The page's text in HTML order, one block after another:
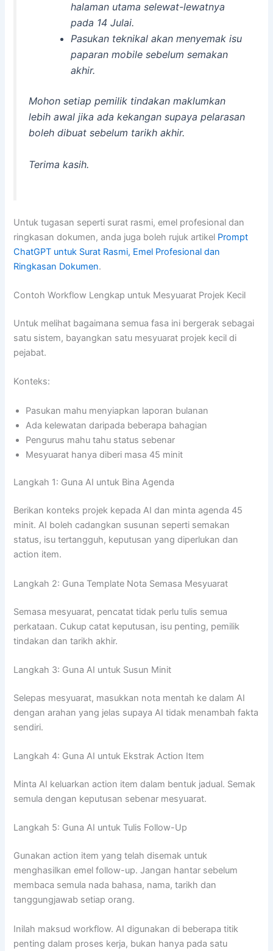
halaman utama selewat-lewatnya
pada 14 Julai.
Pasukan teknikal akan menyemak isu
paparan mobile sebelum semakan
akhir.
Mohon setiap pemilik tindakan maklumkan
lebih awal jika ada kekangan supaya pelarasan
boleh dibuat sebelum tarikh akhir.
Terima kasih.
Untuk tugasan seperti surat rasmi, emel profesional dan
ringkasan dokumen, anda juga boleh rujuk artikel Prompt
ChatGPT untuk Surat Rasmi, Emel Profesional dan
Ringkasan Dokumen.
Contoh Workflow Lengkap untuk Mesyuarat Projek Kecil
Untuk melihat bagaimana semua fasa ini bergerak sebagai
satu sistem, bayangkan satu mesyuarat projek kecil di
pejabat.
Konteks:
Pasukan mahu menyiapkan laporan bulanan
Ada kelewatan daripada beberapa bahagian
Pengurus mahu tahu status sebenar
Mesyuarat hanya diberi masa 45 minit
Langkah 1: Guna AI untuk Bina Agenda
Berikan konteks projek kepada AI dan minta agenda 45
minit. AI boleh cadangkan susunan seperti semakan
status, isu tertangguh, keputusan yang diperlukan dan
action item.
Langkah 2: Guna Template Nota Semasa Mesyuarat
Semasa mesyuarat, pencatat tidak perlu tulis semua
perkataan. Cukup catat keputusan, isu penting, pemilik
tindakan dan tarikh akhir.
Langkah 3: Guna AI untuk Susun Minit
Selepas mesyuarat, masukkan nota mentah ke dalam AI
dengan arahan yang jelas supaya AI tidak menambah fakta
sendiri.
Langkah 4: Guna AI untuk Ekstrak Action Item
Minta AI keluarkan action item dalam bentuk jadual. Semak
semula dengan keputusan sebenar mesyuarat.
Langkah 5: Guna AI untuk Tulis Follow-Up
Gunakan action item yang telah disemak untuk
menghasilkan emel follow-up. Jangan hantar sebelum
membaca semula nada bahasa, nama, tarikh dan
tanggungjawab setiap orang.
Inilah maksud workflow. AI digunakan di beberapa titik
penting dalam proses kerja, bukan hanya pada satu